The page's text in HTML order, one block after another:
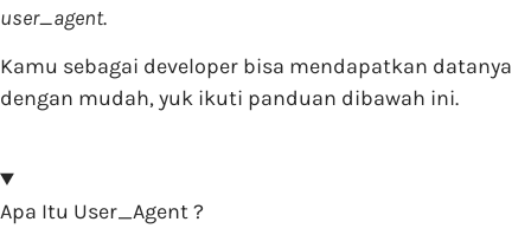
user_agent.
Kamu sebagai developer bisa mendapatkan datanya
dengan mudah, yuk ikuti panduan dibawah ini.
Apa Itu User_Agent ?